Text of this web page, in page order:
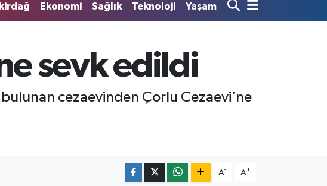
6862,09000
%0.19
BİST100
79.591,74
%-1.82
DOLAR
Ekonomi Sağlık Teknoloji Yaşam
sevk edildi
cezaevinden Çorlu Cezaevi’ne
A- A+